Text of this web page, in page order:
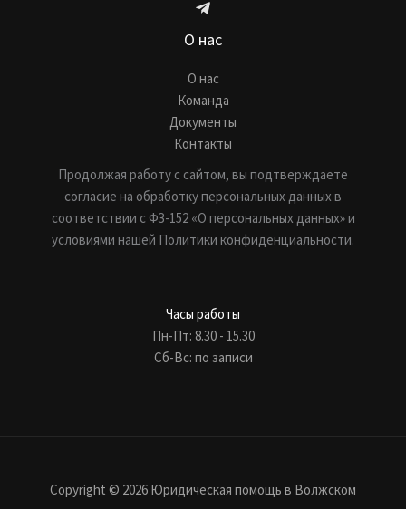
О нас
О нас
Команда
Документы
Контакты
Продолжая работу с сайтом, вы подтверждаете
согласие на обработку персональных данных в
соответствии с ФЗ-152 «О персональных данных» и
условиями нашей Политики конфиденциальности.
Часы работы
Пн-Пт: 8.30 - 15.30
Сб-Вс: по записи
Copyright © 2026 Юридическая помощь в Волжском